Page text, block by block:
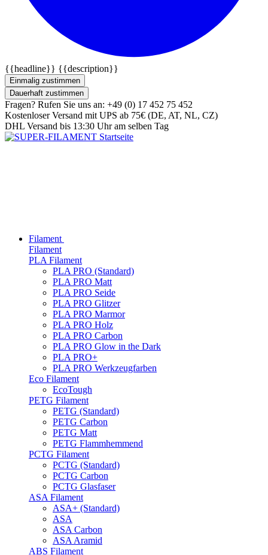
{{headline}} {{description}}
Einmalig zustimmen
Dauerhaft zustimmen
Fragen? Rufen Sie uns an: +49 (0) 17 452 75 452
Kostenloser Versand mit UPS ab 75€ (DE, AT, NL, CZ)
DHL Versand bis 13:30 Uhr am selben Tag
Filament
Filament
PLA Filament
PLA PRO (Standard)
PLA PRO Matt
PLA PRO Seide
PLA PRO Glitzer
PLA PRO Marmor
PLA PRO Holz
PLA PRO Carbon
PLA PRO Glow in the Dark
PLA PRO+
PLA PRO Werkzeugfarben
Eco Filament
EcoTough
PETG Filament
PETG (Standard)
PETG Carbon
PETG Matt
PETG Flammhemmend
PCTG Filament
PCTG (Standard)
PCTG Carbon
PCTG Glasfaser
ASA Filament
ASA+ (Standard)
ASA
ASA Carbon
ASA Aramid
ABS Filament